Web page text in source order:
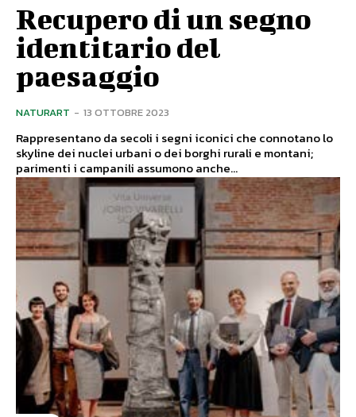
Recupero di un segno
identitario del
paesaggio
NATURART - 13 OTTOBRE 2023
Rappresentano da secoli i segni iconici che connotano lo
skyline dei nuclei urbani o dei borghi rurali e montani;
parimenti i campanili assumono anche...